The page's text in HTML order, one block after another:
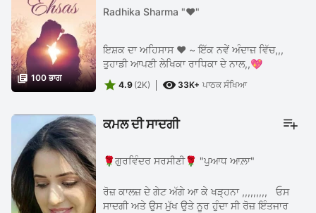
 100 ਭਾਗ
Radhika Sharma "❤"
ਇਸ਼ਕ ਦਾ ਅਹਿਸਾਸ ❤️ ~ ਇੱਕ ਨਵੇਂ ਅੰਦਾਜ਼ ਵਿੱਚ,,,
ਤੁਹਾਡੀ ਆਪਣੀ ਲੇਖਿਕਾ ਰਾਧਿਕਾ ਦੇ ਨਾਲ,,💖
 4.9 (2K)  33K+ ਪਾਠਕ ਸੰਖਿਆ
ਕਮਲ ਦੀ ਸਾਦਗੀ
🌹ਗੁਰਵਿੰਦਰ ਸਰਸੀਣੀ🌹 "ਪੁਆਧ ਆਲ਼ਾ"
ਰੋਜ਼ ਕਾਲਜ਼ ਦੇ ਗੇਟ ਅੱਗੇ ਆ ਕੇ ਖੜ੍ਹਨਾ ,,,,,,,,, ਓਸ
ਸਾਦਗੀ ਅਤੇ ਉਸ ਮੁੱਖ ਉਤੇ ਨੂਰ ਹੁੰਦਾ ਸੀ ਰੋਜ਼ ਇੰਤਜਾਰ